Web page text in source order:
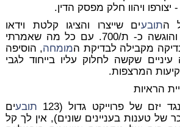
יצורפו ויהוו חלק מפסק הדין.
התובעים שייצרו והציגו קלטת וידאו
שהתמקדה בליקויים והוגשה כ- ת/700. עם כל מה שאמרתי
מקבילה לבדיקת המומחה, הוסיפה
שקשה לחלוק עליו בייחוד לגבי
המרצפות.
הראיות
יזם של פרוייקט גדול (123
תובעים
של טענות בעניינים שונים), אין לך קל